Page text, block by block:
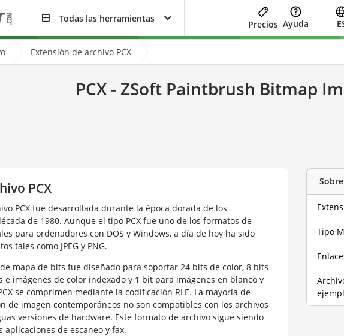
Todas las herramientas
Precios Ayuda
Extensión de archivo PCX
PCX - ZSoft Paintbrush Bitmap
PCX
PCX fue desarrollada durante la época dorada de los
de 1980. Aunque el tipo PCX fue uno de los formatos de
para ordenadores con DOS y Windows, a día de hoy ha sido
tales como JPEG y PNG.
mapa de bits fue diseñado para soportar 24 bits de color, 8 bits
e imágenes de color indexado y 1 bit para imágenes en blanco y
se comprimen mediante la codificación RLE. La mayoría de
de imagen contemporáneos no son compatibles con los archivos
versiones de hardware. Este formato de archivo sigue siendo
de escaneo y fax.
Tipo